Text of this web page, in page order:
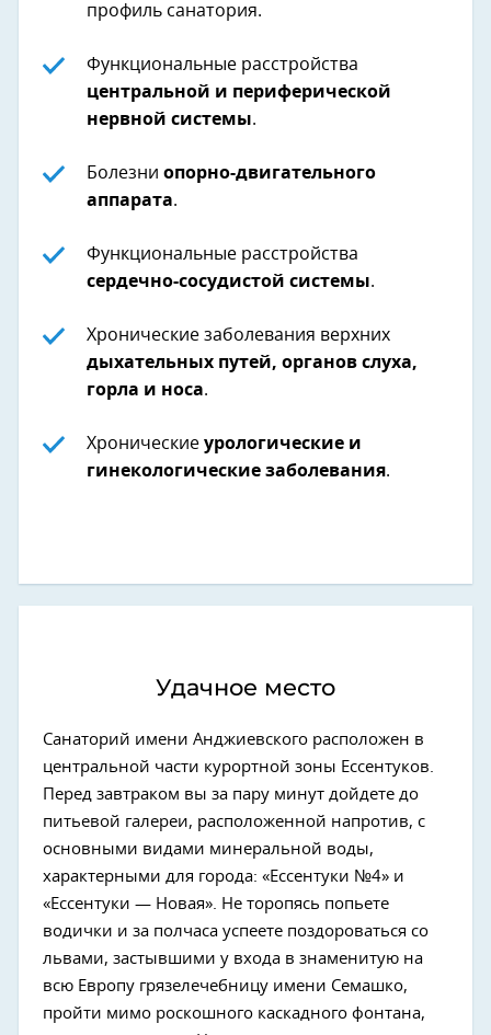
профиль санатория.
Функциональные расстройства
центральной и периферической
нервной системы.
Болезни опорно-двигательного
аппарата.
Функциональные расстройства
сердечно-сосудистой системы.
Хронические заболевания верхних
дыхательных путей, органов слуха,
горла и носа.
Хронические урологические и
гинекологические заболевания.
Удачное место
Санаторий имени Анджиевского расположен в
центральной части курортной зоны Ессентуков.
Перед завтраком вы за пару минут дойдете до
питьевой галереи, расположенной напротив, с
основными видами минеральной воды,
характерными для города: «Ессентуки №4» и
«Ессентуки — Новая». Не торопясь попьете
водички и за полчаса успеете поздороваться со
львами, застывшими у входа в знаменитую на
всю Европу грязелечебницу имени Семашко,
пройти мимо роскошного каскадного фонтана,